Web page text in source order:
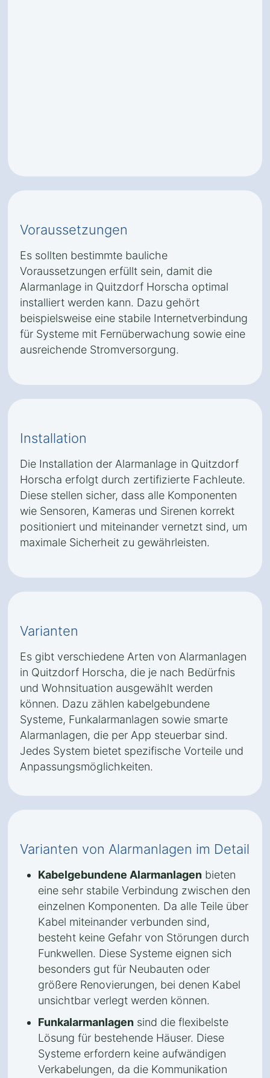
Voraussetzungen
Es sollten bestimmte bauliche
Voraussetzungen erfüllt sein, damit die
Alarmanlage in Quitzdorf Horscha optimal
installiert werden kann. Dazu gehört
beispielsweise eine stabile Internetverbindung
für Systeme mit Fernüberwachung sowie eine
ausreichende Stromversorgung.
Installation
Die Installation der Alarmanlage in Quitzdorf
Horscha erfolgt durch zertifizierte Fachleute.
Diese stellen sicher, dass alle Komponenten
wie Sensoren, Kameras und Sirenen korrekt
positioniert und miteinander vernetzt sind, um
maximale Sicherheit zu gewährleisten.
Varianten
Es gibt verschiedene Arten von Alarmanlagen
in Quitzdorf Horscha, die je nach Bedürfnis
und Wohnsituation ausgewählt werden
können. Dazu zählen kabelgebundene
Systeme, Funkalarmanlagen sowie smarte
Alarmanlagen, die per App steuerbar sind.
Jedes System bietet spezifische Vorteile und
Anpassungsmöglichkeiten.
Varianten von Alarmanlagen im Detail
Kabelgebundene Alarmanlagen bieten
eine sehr stabile Verbindung zwischen den
einzelnen Komponenten. Da alle Teile über
Kabel miteinander verbunden sind,
besteht keine Gefahr von Störungen durch
Funkwellen. Diese Systeme eignen sich
besonders gut für Neubauten oder
größere Renovierungen, bei denen Kabel
unsichtbar verlegt werden können.
Funkalarmanlagen sind die flexibelste
Lösung für bestehende Häuser. Diese
Systeme erfordern keine aufwändigen
Verkabelungen, da die Kommunikation